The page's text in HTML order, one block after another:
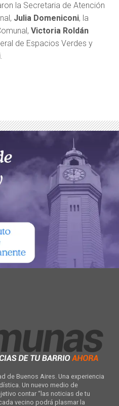
la Secretaria de Atención
Julia Domeniconi, la
Victoria Roldán
de Espacios Verdes y
.
de Buenos Aires. Una experiencia
Un nuevo medio de
contar “las noticias de tu
vecino podrá plasmar la